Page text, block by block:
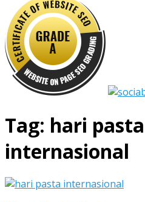
Tag: hari pasta
internasional